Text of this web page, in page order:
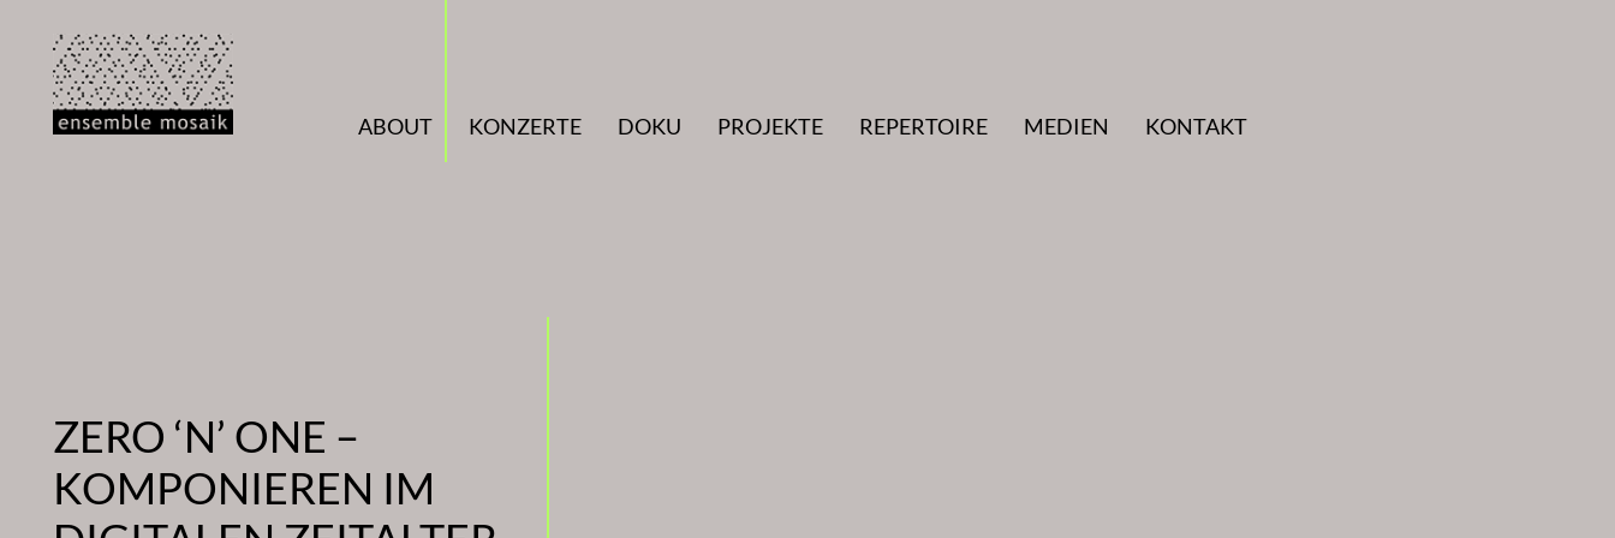
Inhalt
springen
ABOUT
KONZERTE DOKU PROJEKTE REPERTOIRE MEDIEN KONTAKT
ZERO ‘N’ ONE –
KOMPONIEREN IM